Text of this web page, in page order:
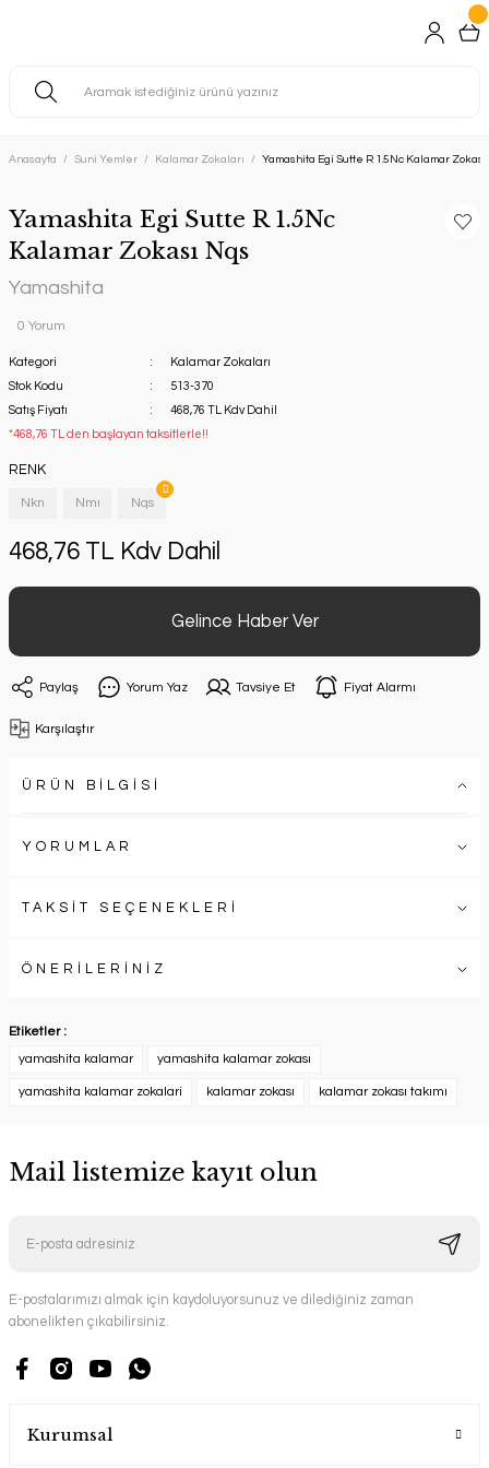
Anasayfa Suni Yemler Kalamar Zokaları Yamashita Egi Sutte R 1.5Nc Kalamar Zokası
Yamashita Egi Sutte R 1.5Nc
Kalamar Zokası Nqs
Yamashita
0 Yorum
Kategori
Kalamar Zokaları
Stok Kodu
513-370
Satış Fiyatı
468,76 TL Kdv Dahil
*468,76 TL den başlayan taksitlerle!!
RENK
Nkn Nmı Nqs
468,76 TL Kdv Dahil
Gelince Haber Ver
Paylaş Yorum Yaz Tavsiye Et Fiyat Alarmı
Karşılaştır
ÜRÜN BİLGİSİ
YORUMLAR
TAKSİT SEÇENEKLERİ
ÖNERİLERİNİZ
Etiketler :
yamashita kalamar
yamashita kalamar zokası
yamashita kalamar zokalari kalamar zokası kalamar zokası takımı
Mail listemize kayıt olun
E-postalarımızı almak için kaydoluyorsunuz ve dilediğiniz zaman
abonelikten çıkabilirsiniz.
Kurumsal